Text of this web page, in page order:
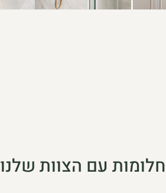
עם הצוות שלנו